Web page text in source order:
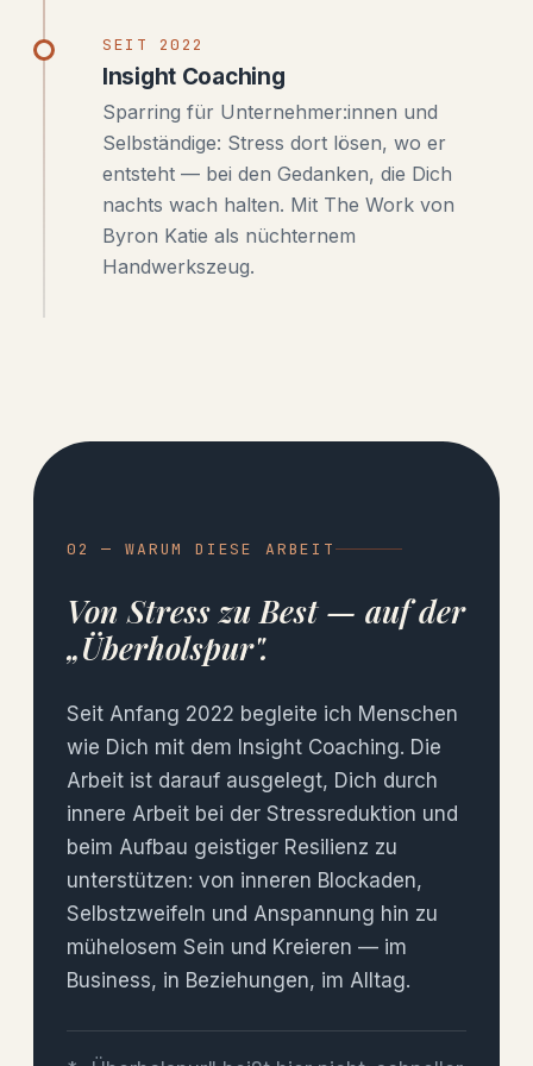
SEIT 2022
Insight Coaching
Sparring für Unternehmer:innen und
Selbständige: Stress dort lösen, wo er
entsteht — bei den Gedanken, die Dich
nachts wach halten. Mit The Work von
Byron Katie als nüchternem
Handwerkszeug.
02 — WARUM DIESE ARBEIT
Von Stress zu Best — auf der
„Überholspur".
Seit Anfang 2022 begleite ich Menschen
wie Dich mit dem Insight Coaching. Die
Arbeit ist darauf ausgelegt, Dich durch
innere Arbeit bei der Stressreduktion und
beim Aufbau geistiger Resilienz zu
unterstützen: von inneren Blockaden,
Selbstzweifeln und Anspannung hin zu
mühelosem Sein und Kreieren — im
Business, in Beziehungen, im Alltag.